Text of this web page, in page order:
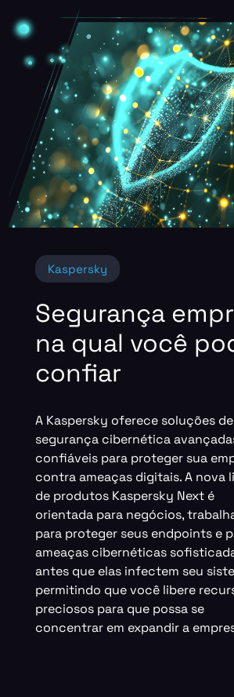
Kaspersky
Segurança
na qual você
confiar
A Kaspersky oferece soluções de
segurança cibernética
confiáveis para proteger sua
contra ameaças digitais. A nova
de produtos Kaspersky Next é
orientada para negócios,
para proteger seus endpoints e
ameaças cibernéticas
antes que elas infectem seu
permitindo que você libere
preciosos para que possa se
concentrar em expandir a